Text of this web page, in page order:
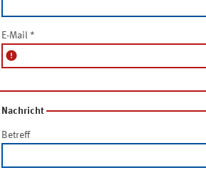
E-Mail *
error
Nachricht
Betreff